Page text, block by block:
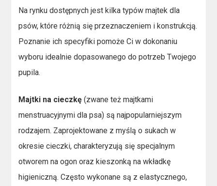
Na rynku dostępnych jest kilka typów majtek dla
psów, które różnią się przeznaczeniem i konstrukcją.
Poznanie ich specyfiki pomoże Ci w dokonaniu
wyboru idealnie dopasowanego do potrzeb Twojego
pupila.
Majtki na cieczkę (zwane też majtkami
menstruacyjnymi dla psa) są najpopularniejszym
rodzajem. Zaprojektowane z myślą o sukach w
okresie cieczki, charakteryzują się specjalnym
otworem na ogon oraz kieszonką na wkładkę
higieniczną. Często wykonane są z elastycznego,